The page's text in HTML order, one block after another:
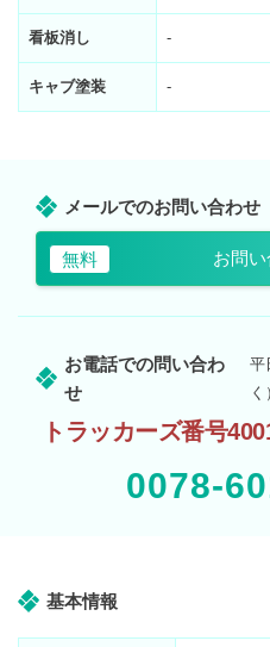
看板消し -
キャブ塗装 -
メールでのお問い合わせ
無料 お問
お電話での問い合わ
せ
平
く
トラッカーズ番号
0078-
基本情報